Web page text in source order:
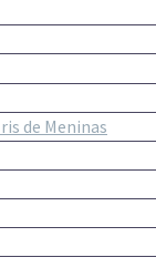
de Meninas